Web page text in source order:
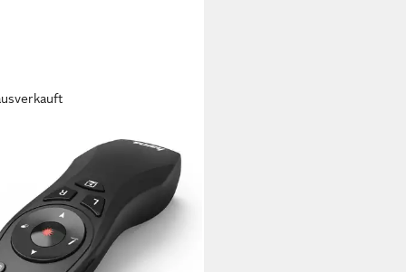
Laser Presenter 6in1, 15 m
Laserpointer
(Air-Maus-Funktion,
Smart-Link, Digital
€ UVP 44,99 €